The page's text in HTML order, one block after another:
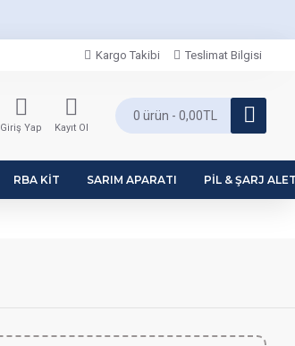
Kargo Takibi Teslimat Bilgisi
Giriş Yap Kayıt Ol
0 ürün - 0,00TL
RBA KIT SARIM APARATI PIL & ŞARJ